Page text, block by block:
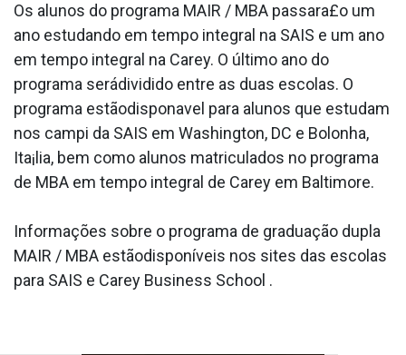
Os alunos do programa MAIR / MBA passara£o um
ano estudando em tempo integral na SAIS e um ano
em tempo integral na Carey. O último ano do
programa serádividido entre as duas escolas. O
programa estãodispona­vel para alunos que estudam
nos campi da SAIS em Washington, DC e Bolonha,
Ita¡lia, bem como alunos matriculados no programa
de MBA em tempo integral de Carey em Baltimore.
Informações sobre o programa de graduação dupla
MAIR / MBA estãodisponí­veis nos sites das escolas
para SAIS e Carey Business School .